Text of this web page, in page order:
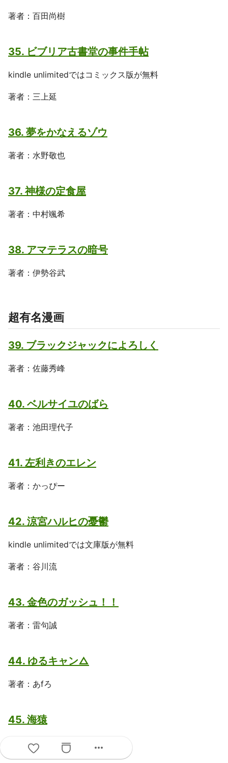
著者：百田尚樹
35. ビブリア古書堂の事件手帖
kindle unlimitedではコミックス版が無料
著者：三上延
36. 夢をかなえるゾウ
著者：水野敬也
37. 神様の定食屋
著者：中村颯希
38. アマテラスの暗号
著者：伊勢谷武
超有名漫画
39. ブラックジャックによろしく
著者：佐藤秀峰
40. ベルサイユのばら
著者：池田理代子
41. 左利きのエレン
著者：かっぴー
42. 涼宮ハルヒの憂鬱
kindle unlimitedでは文庫版が無料
著者：谷川流
43. 金色のガッシュ！！
著者：雷句誠
44. ゆるキャン△
著者：あfろ
45. 海猿
著者：佐藤秀峰, 小森陽一more_horiz